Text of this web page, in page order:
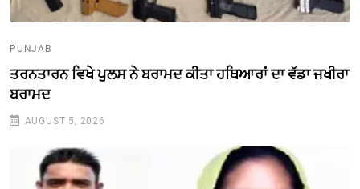
PUNJAB
ਤਰਨਤਾਰਨ ਵਿਖੇ ਪੁਲਸ ਨੇ ਬਰਾਮਦ ਕੀਤਾ ਹਥਿਆਰਾਂ ਦਾ ਵੱਡਾ ਜਖੀਰਾ
ਬਰਾਮਦ
AUGUST 5, 2026